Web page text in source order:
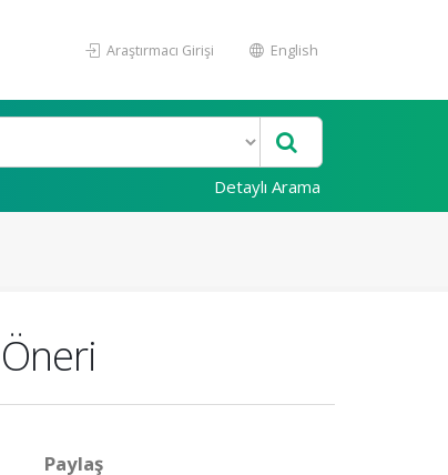
Araştırmacı Girişi English
Detaylı Arama
Paylaş